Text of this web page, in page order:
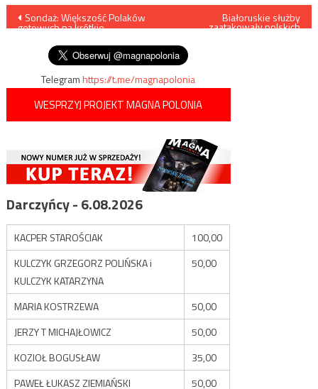
Nawigacja
wpisu
Sondaż: Większość Polaków
gotowych na krótkie
Białoruskie służby
zaatakowały polskich
Telegramhttps://t.me/magnapolonia
WESPRZYJ PROJEKT MAGNA POLONIA
Darczyńcy - 6.08.2026
KACPER STAROŚCIAK
100,00
KULCZYK GRZEGORZ POLIŃSKA i
KULCZYK KATARZYNA
50,00
MARIA KOSTRZEWA
50,00
JERZY T MICHAJŁOWICZ
50,00
KOZIOŁ BOGUSŁAW
35,00
PAWEŁ ŁUKASZ ZIEMIAŃSKI
50,00